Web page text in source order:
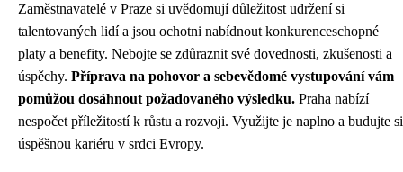
Zaměstnavatelé v Praze si uvědomují důležitost udržení si
talentovaných lidí a jsou ochotni nabídnout konkurenceschopné
platy a benefity. Nebojte se zdůraznit své dovednosti, zkušenosti a
úspěchy. Příprava na pohovor a sebevědomé vystupování vám
pomůžou dosáhnout požadovaného výsledku. Praha nabízí
nespočet příležitostí k růstu a rozvoji. Využijte je naplno a budujte si
úspěšnou kariéru v srdci Evropy.